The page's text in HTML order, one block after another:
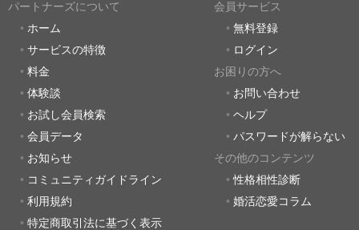
パートナーズについて
ホーム
サービスの特徴
料金
体験談
お試し会員検索
会員データ
お知らせ
コミュニティガイドライン
利用規約
特定商取引法に基づく表示
会員サービス
無料登録
ログイン
お困りの方へ
お問い合わせ
ヘルプ
パスワードが解らない
その他のコンテンツ
性格相性診断
婚活恋愛コラム